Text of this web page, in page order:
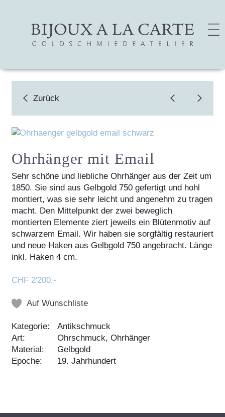
Zurück
Ohrhänger mit Email
Sehr schöne und liebliche Ohrhänger aus der Zeit um
1850. Sie sind aus Gelbgold 750 gefertigt und hohl
montiert, was sie sehr leicht und angenehm zu tragen
macht. Den Mittelpunkt der zwei beweglich
montierten Elemente ziert jeweils ein Blütenmotiv auf
schwarzem Email. Wir haben sie sorgfältig restauriert
und neue Haken aus Gelbgold 750 angebracht. Länge
inkl. Haken 4 cm.
CHF 2'200.-
Auf Wunschliste
Kategorie:
Antikschmuck
Art:
Ohrschmuck, Ohrhänger
Material:
Gelbgold
Epoche:
19. Jahrhundert